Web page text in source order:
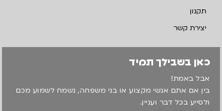
תקנון
יצירת קשר
כאן בשבילך תמיד
אבל באמת!
בין אם אתם אנשי מקצוע או בני משפחה, נשמח לשמוע מכם
ולסייע בכל דבר ועניין.